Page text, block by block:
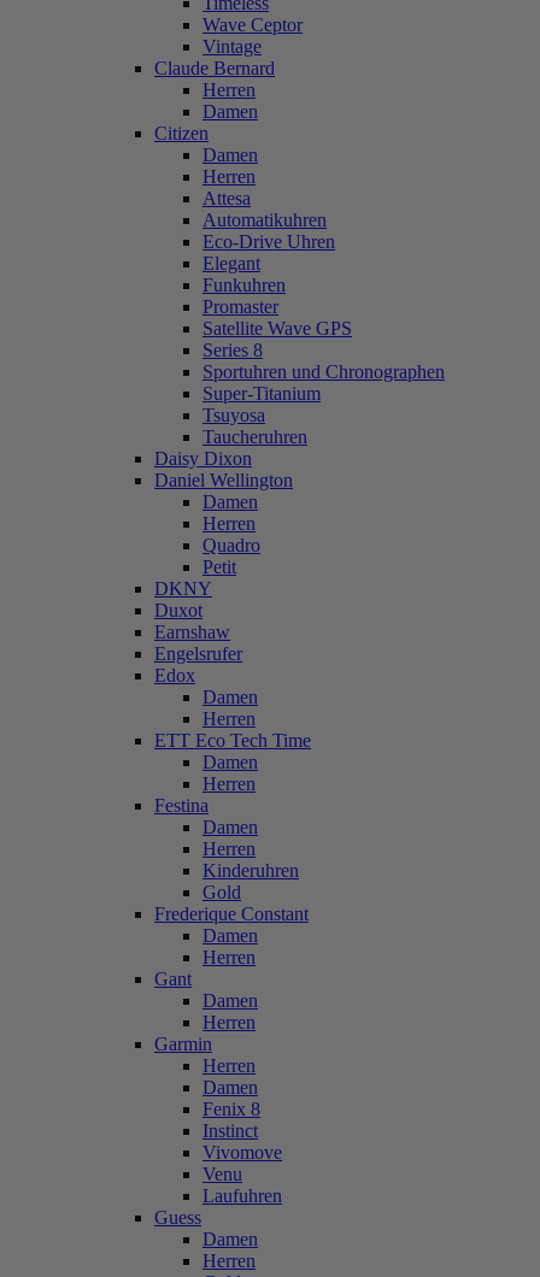
Wave Ceptor
Vintage
Claude Bernard
Herren
Damen
Citizen
Damen
Herren
Attesa
Automatikuhren
Eco-Drive Uhren
Elegant
Funkuhren
Promaster
Satellite Wave GPS
Series 8
Sportuhren und Chronographen
Super-Titanium
Tsuyosa
Taucheruhren
Daisy Dixon
Daniel Wellington
Damen
Herren
Quadro
Petit
DKNY
Duxot
Earnshaw
Engelsrufer
Edox
Damen
Herren
ETT Eco Tech Time
Damen
Herren
Festina
Damen
Herren
Kinderuhren
Gold
Frederique Constant
Damen
Herren
Gant
Damen
Herren
Garmin
Herren
Damen
Fenix 8
Instinct
Vivomove
Venu
Laufuhren
Guess
Damen
Herren